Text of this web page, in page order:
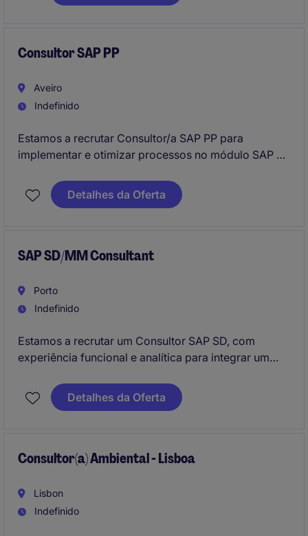
Consultor SAP PP
Aveiro
Indefinido
Estamos a recrutar Consultor/a SAP PP para
implementar e otimizar processos no módulo SAP PP
operações industriais e para a inovação de
processos na área industrial. Este/a Consultor/a será
multidisciplinares.
Detalhes da Oferta
SAP SD/MM Consultant
Porto
Indefinido
Estamos a recrutar um Consultor SAP SD, com
experiência funcional e analítica para integrar um
e localizado em Vila Nova de Gaia (Porto).
Valorizamos a experiência no sector industrial,
contínua.
Detalhes da Oferta
Consultor(a) Ambiental - Lisboa
Lisbon
Indefinido